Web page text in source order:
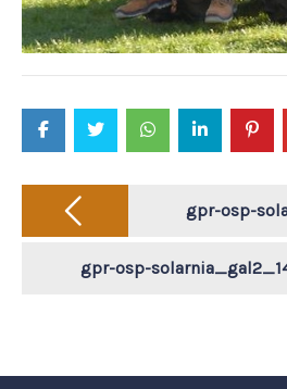
Post
navigation gpr-osp-
gpr-osp-